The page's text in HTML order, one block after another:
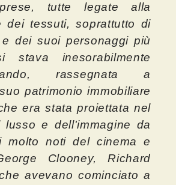
tutte legate alla
dei tessuti, soprattutto di
dei suoi personaggi più
stava inesorabilmente
rassegnata a
patrimonio immobiliare
era stata proiettata nel
lusso e dell'immagine da
molto noti del cinema e
Clooney, Richard
avevano cominciato a